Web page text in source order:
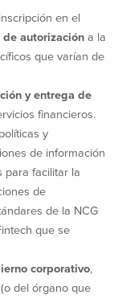
en el
autorizacióna la
que varían de
y entrega de
financieros.
y
de información
para facilitar la
de
de la NCG
que se
corporativo,
del órgano que